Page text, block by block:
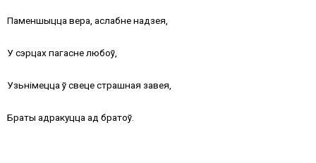
Паменшыцца вера, аслабне надзея,
У сэрцах пагасне любоў,
Узьнімецца ў свеце страшная завея,
Браты адракуцца ад братоў.